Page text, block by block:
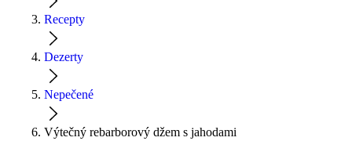
Recepty
Dezerty
Nepečené
Výtečný rebarborový džem s jahodami